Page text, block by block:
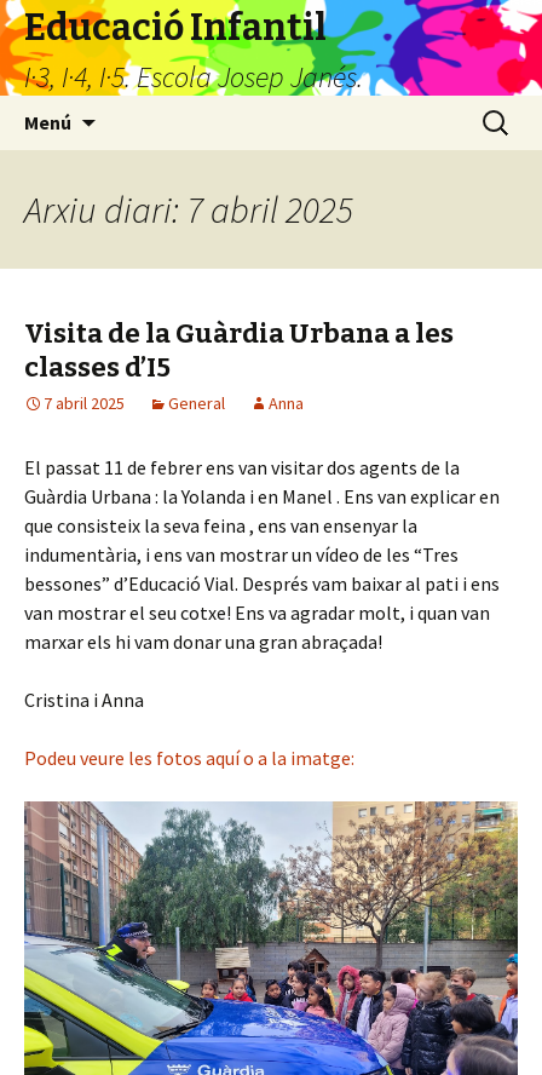
Educació Infantil
I·3, I·4, I·5. Escola Josep Janés.
Menú Cerca:
Arxiu diari: 7 abril 2025
Visita de la Guàrdia Urbana a les
classes d’I5
7 abril 2025 General Anna
El passat 11 de febrer ens van visitar dos agents de la
Guàrdia Urbana : la Yolanda i en Manel . Ens van explicar en
que consisteix la seva feina , ens van ensenyar la
indumentària, i ens van mostrar un vídeo de les “Tres
bessones” d’Educació Vial. Després vam baixar al pati i ens
van mostrar el seu cotxe! Ens va agradar molt, i quan van
marxar els hi vam donar una gran abraçada!
Cristina i Anna
Podeu veure les fotos aquí o a la imatge: